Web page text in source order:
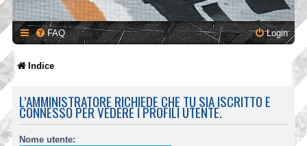
FAQ Login
Indice
L’AMMINISTRATORE RICHIEDE CHE TU SIA ISCRITTO E
CONNESSO PER VEDERE I PROFILI UTENTE.
Nome utente: